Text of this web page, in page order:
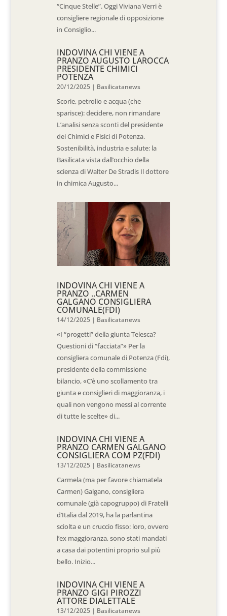
“Cinque Stelle”. Oggi Viviana Verri è
consigliere regionale di opposizione
in Consiglio...
INDOVINA CHI VIENE A
PRANZO AUGUSTO LAROCCA
PRESIDENTE CHIMICI
POTENZA
20/12/2025 | Basilicatanews
Scorie, petrolio e acqua (che
sparisce): decidere, non rimandare
L’analisi senza sconti del presidente
dei Chimici e Fisici di Potenza.
Sostenibilità, industria e salute: la
Basilicata vista dall’occhio della
scienza di Walter De Stradis Il dottore
in chimica Augusto...
INDOVINA CHI VIENE A
PRANZO ..CARMEN
GALGANO CONSIGLIERA
COMUNALE(FDI)
14/12/2025 | Basilicatanews
«I “progetti” della giunta Telesca?
Questioni di “facciata”» Per la
consigliera comunale di Potenza (Fdi),
presidente della commissione
bilancio, «C’è uno scollamento tra
giunta e consiglieri di maggioranza, i
quali non vengono messi al corrente
di tutte le scelte» di...
INDOVINA CHI VIENE A
PRANZO CARMEN GALGANO
CONSIGLIERA COM PZ(FDI)
13/12/2025 | Basilicatanews
Carmela (ma per favore chiamatela
Carmen) Galgano, consigliera
comunale (già capogruppo) di Fratelli
d’Italia dal 2019, ha la parlantina
sciolta e un cruccio fisso: loro, ovvero
l’ex maggioranza, sono stati mandati
a casa dai potentini proprio sul più
bello. Inizio...
INDOVINA CHI VIENE A
PRANZO GIGI PIROZZI
ATTORE DIALETTALE
13/12/2025 | Basilicatanews